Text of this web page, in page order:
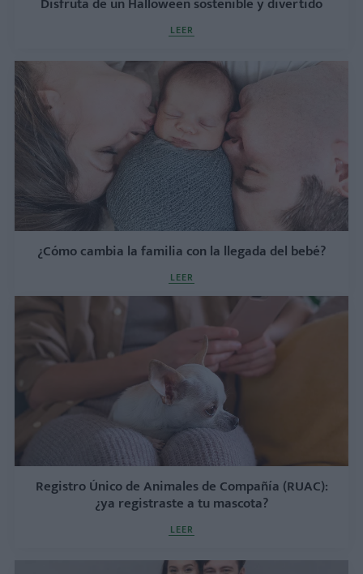
LEER
¿Cómo cambia la familia con la llegada del bebé?
LEER
Registro Único de Animales de Compañía (RUAC):
¿ya registraste a tu mascota?
LEER